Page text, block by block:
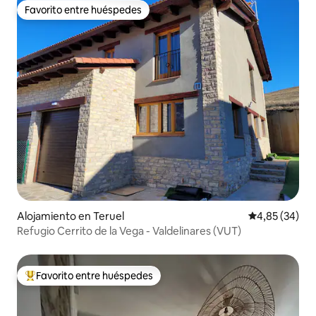
Favorito entre huéspedes
Favorito entre huéspedes
Alojamiento en Teruel Calificación
4,85 (34)
Refugio Cerrito de la Vega - Valdelinares (VUT)
Favorito entre los huéspedes más destacados
Favorito entre huéspedes